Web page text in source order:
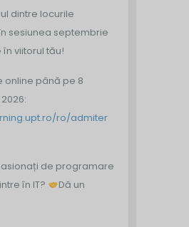
dintre locurile
sesiunea septembrie
în viitorul tău!
online până pe 8
ro/admiter
de programare
în IT?
Dă un